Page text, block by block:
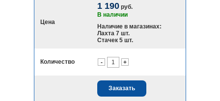
Цена
1 190 руб.
В наличии
Наличие в магазинах:
Лахта 7 шт.
Стачек 5 шт.
Количество - +
Заказать